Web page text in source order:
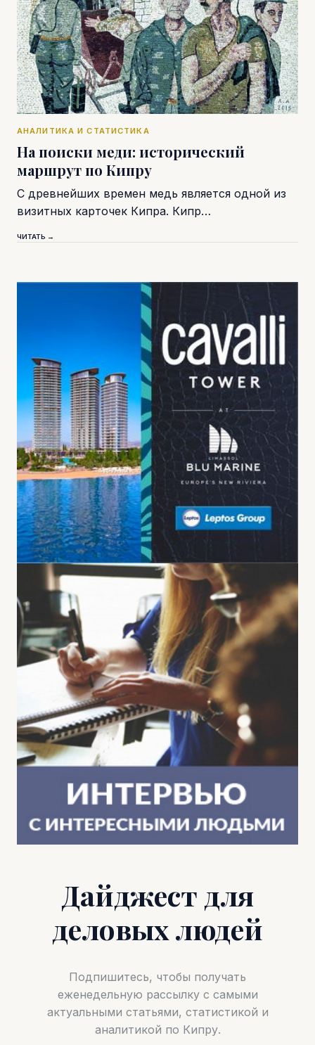
АНАЛИТИКА И СТАТИСТИКА
На поиски меди: исторический
маршрут по Кипру
С древнейших времен медь является одной из
визитных карточек Кипра. Кипр…
ЧИТАТЬ →
Дайджест для
деловых людей
Подпишитесь, чтобы получать
еженедельную рассылку с самыми
актуальными статьями, статистикой и
аналитикой по Кипру.